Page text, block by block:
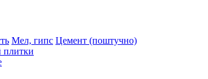
Мел, гипс Цемент (поштучно)
плитки